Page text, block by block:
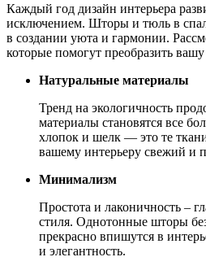
Каждый год дизайн интерьера
исключением. Шторы и тюль в
в создании уюта и гармонии.
которые помогут преобразить
Натуральные материалы
Тренд на экологичность
материалы становятся все
хлопок и шелк — это те
вашему интерьеру свежий и
Минимализм
Простота и лаконичность –
стиля. Однотонные шторы
прекрасно впишутся в
и элегантность.